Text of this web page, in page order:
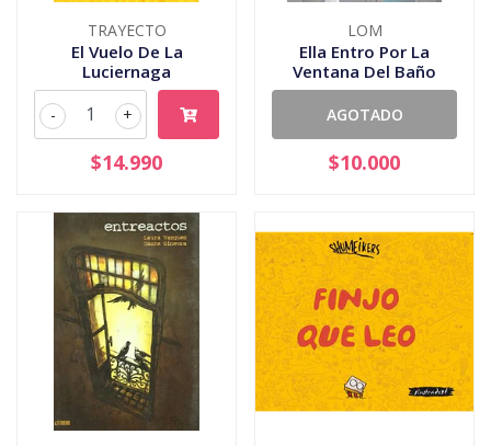
TRAYECTO
El Vuelo De La
Luciernaga
+
-
$14.990
LOM
Ella Entro Por La
Ventana Del Baño
AGOTADO
$10.000